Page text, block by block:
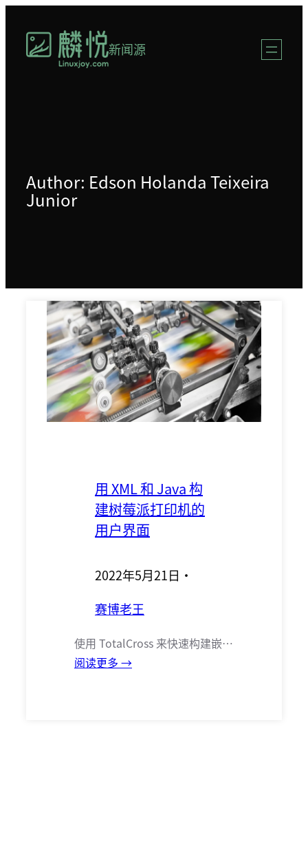
新闻源
Author: Edson Holanda Teixeira
Junior
用 XML 和 Java 构
建树莓派打印机的
用户界面
2022年5月21日 ·
赛博老王
使用 TotalCross 来快速构建嵌…
阅读更多 →